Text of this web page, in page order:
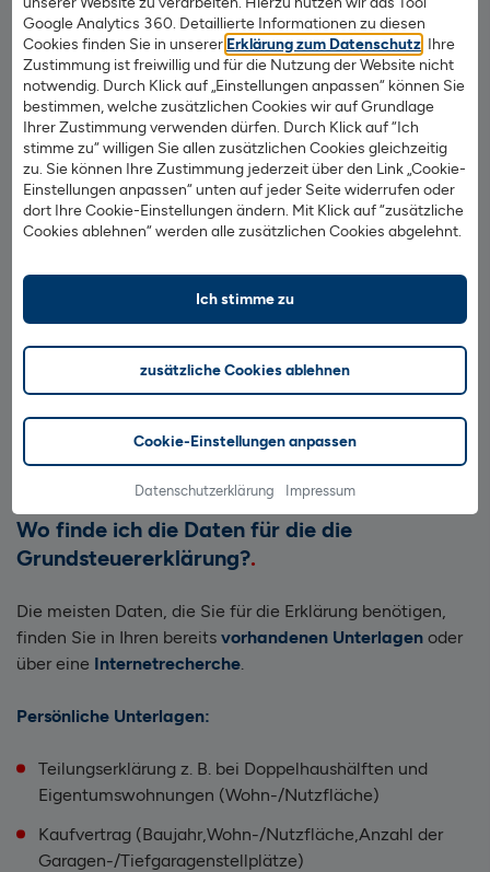
Google Analytics 360. Detaillierte Informationen zu diesen
Cookies finden Sie in unserer Erklärung zum Datenschutz . Ihre
Zustimmung ist freiwillig und für die Nutzung der Website nicht
notwendig. Durch Klick auf „Einstellungen anpassen“ können Sie
bestimmen, welche zusätzlichen Cookies wir auf Grundlage
Ihrer Zustimmung verwenden dürfen. Durch Klick auf “Ich
stimme zu“ willigen Sie allen zusätzlichen Cookies gleichzeitig
zu. Sie können Ihre Zustimmung jederzeit über den Link „Cookie-
Einstellungen anpassen“ unten auf jeder Seite widerrufen oder
dort Ihre Cookie-Einstellungen ändern. Mit Klick auf “zusätzliche
Cookies ablehnen“ werden alle zusätzlichen Cookies abgelehnt.
Ich stimme zu
zusätzliche Cookies ablehnen
Cookie-Einstellungen anpassen
Datenschutzerklärung Impressum
Bodenrichtwert(zum 1. Januar 2022)
Zusätzliche Angaben für Wohngrundstücke:
Baujahr
Wohn-/Nutzfläche
bei Wohnungseigentum den Miteigentumsanteil
Zusätzliche Angaben für geschäftliche, gemischt
genutzte, und andere bebaute Grundstücke:
bei Teileigentum der Miteigentumsanteil
Bruttogrundfläche(n)
Wo finde ich die Daten für die die
Grundsteuererklärung?
Die meisten Daten, die Sie für die Erklärung benötigen,
finden Sie in Ihren bereits vorhandenen Unterlagen oder
über eine Internetrecherche.
Persönliche Unterlagen:
Teilungserklärung z. B. bei Doppelhaushälften und
Eigentumswohnungen (Wohn-/Nutzfläche)
Kaufvertrag (Baujahr,Wohn-/Nutzfläche,Anzahl der
Garagen-/Tiefgaragenstellplätze)